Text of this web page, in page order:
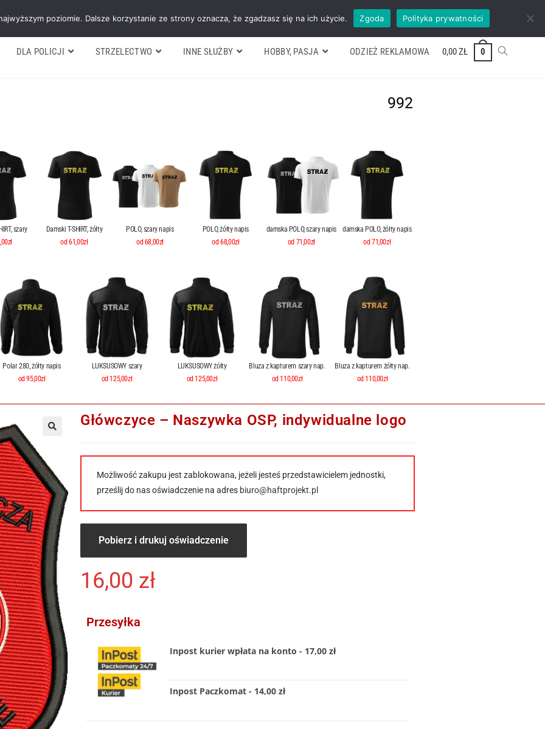
Formularz wyceny Kontakt ZADZWOŃ TEL. 600 352 938
DLA POLICJI STRZELECTWO INNE SŁUŻBY HOBBY, PASJA ODZIEŻ REKLAMOWA 0,00ZŁ 0
992
szary
Damski T-SHIRT, żółty
od 61,00zł
POLO, szary napis
od 68,00zł
POLO, żółty napis
od 68,00zł
damska POLO, szary napis
od 71,00zł
damska POLO, żółty napis
od 71,00zł
Polar 280, żółty napis
od 95,00zł
LUKSUSOWY szary
od 125,00zł
LUKSUSOWY żółty
od 125,00zł
Bluza z kapturem szary nap.
od 110,00zł
Bluza z kapturem żółty nap.
od 110,00zł
Główczyce – Naszywka OSP, indywidualne logo
Możliwość zakupu jest zablokowana, jeżeli jesteś przedstawicielem jednostki,
prześlij do nas oświadczenie na adres biuro@haftprojekt.pl
Pobierz i drukuj oświadczenie
16,00 zł
Przesyłka
Inpost kurier wpłata na konto - 17,00 zł
Inpost Paczkomat - 14,00 zł
poziomie. Dalsze korzystanie ze strony oznacza, że zgadzasz się na ich użycie. Zgoda Polityka prywatności